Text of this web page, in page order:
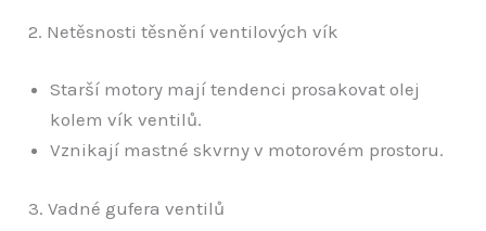
2. Netěsnosti těsnění ventilových vík
Starší motory mají tendenci prosakovat olej
kolem vík ventilů.
Vznikají mastné skvrny v motorovém prostoru.
3. Vadné gufera ventilů